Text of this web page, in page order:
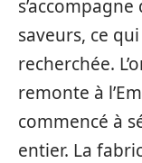
saveurs, ce
recherchée.
remonte à
commencé à
entier. La